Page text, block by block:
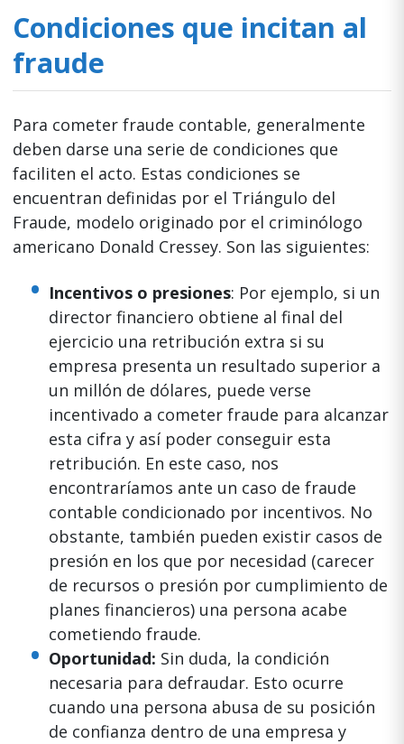
Condiciones que incitan al
fraude
Para cometer fraude contable, generalmente
deben darse una serie de condiciones que
faciliten el acto. Estas condiciones se
encuentran definidas por el Triángulo del
Fraude, modelo originado por el criminólogo
americano Donald Cressey. Son las siguientes:
Incentivos o presiones: Por ejemplo, si un
director financiero obtiene al final del
ejercicio una retribución extra si su
empresa presenta un resultado superior a
un millón de dólares, puede verse
incentivado a cometer fraude para alcanzar
esta cifra y así poder conseguir esta
retribución. En este caso, nos
encontraríamos ante un caso de fraude
contable condicionado por incentivos. No
obstante, también pueden existir casos de
presión en los que por necesidad (carecer
de recursos o presión por cumplimiento de
planes financieros) una persona acabe
cometiendo fraude.
Oportunidad: Sin duda, la condición
necesaria para defraudar. Esto ocurre
cuando una persona abusa de su posición
de confianza dentro de una empresa y